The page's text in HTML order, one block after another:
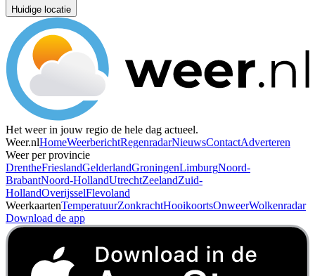
Huidige locatie
Het weer in jouw regio de hele dag actueel.
Weer.nlHomeWeerberichtRegenradarNieuwsContactAdverteren
Weer per provincie
DrentheFrieslandGelderlandGroningenLimburgNoord-
BrabantNoord-HollandUtrechtZeelandZuid-
HollandOverijsselFlevoland
WeerkaartenTemperatuurZonkrachtHooikoortsOnweerWolkenradar
Download de app